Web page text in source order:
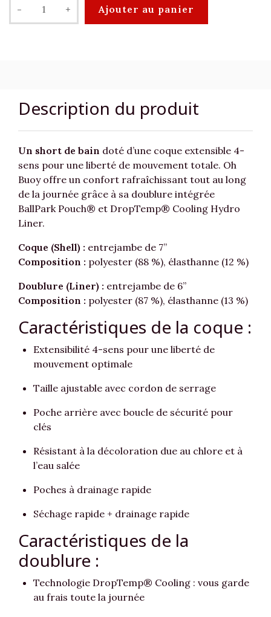
- + Ajouter au panier
Description du produit
Un short de bain doté d’une coque extensible 4-
sens pour une liberté de mouvement totale. Oh
Buoy offre un confort rafraîchissant tout au long
de la journée grâce à sa doublure intégrée
BallPark Pouch® et DropTemp® Cooling Hydro
Liner.
Coque (Shell) : entrejambe de 7”
Composition : polyester (88 %), élasthanne (12 %)
Doublure (Liner) : entrejambe de 6”
Composition : polyester (87 %), élasthanne (13 %)
Caractéristiques de la coque :
Extensibilité 4-sens pour une liberté de
mouvement optimale
Taille ajustable avec cordon de serrage
Poche arrière avec boucle de sécurité pour
clés
Résistant à la décoloration due au chlore et à
l’eau salée
Poches à drainage rapide
Séchage rapide + drainage rapide
Caractéristiques de la
doublure :
Technologie DropTemp® Cooling : vous garde
au frais toute la journée